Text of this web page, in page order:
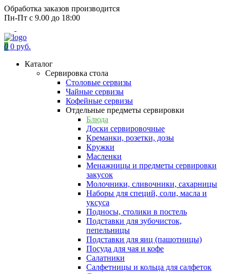
Обработка заказов производится
Пн-Пт с 9.00 до 18:00
0 0 руб.
Каталог
Сервировка стола
Столовые сервизы
Чайные сервизы
Кофейные сервизы
Отдельные предметы сервировки
Блюда
Доски сервировочные
Креманки, розетки, дозы
Кружки
Масленки
Менажницы и предметы сервировки
закусок
Молочники, сливочники, сахарницы
Наборы для специй, соли, масла и
уксуса
Подносы, столики в постель
Подставки для зубочисток,
пепельницы
Подставки для яиц (пашотницы)
Посуда для чая и кофе
Салатники
Салфетницы и кольца для салфеток